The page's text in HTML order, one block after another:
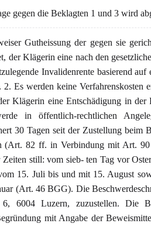
gegen die Beklagten 1 und 3 wird
Gutheissung der gegen sie
der Klägerin eine nach den
Invalidenrente basierend
2. Es werden keine Verfahrenskosten
Klägerin eine Entschädigung in der
in öffentlich-rechtlichen
30 Tagen seit der Zustellung beim
(Art. 82 ff. in Verbindung mit Art.
still: vom sieb- ten Tag vor
15. Juli bis und mit 15. August
(Art. 46 BGG). Die
6, 6004 Luzern, zuzustellen. Die
mit Angabe der